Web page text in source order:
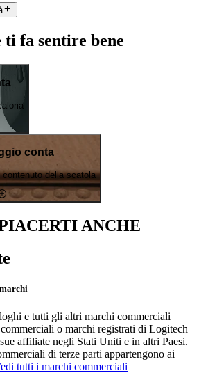
ti fa sentire bene
conta
della scatola
ANCHE
e tutti gli altri marchi commerciali
o marchi registrati di Logitech
affiliate negli Stati Uniti e in altri Paesi.
di terze parti appartengono ai
tutti i marchi commerciali